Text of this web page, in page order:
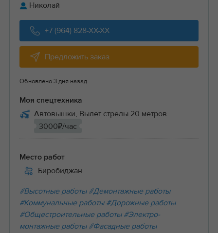
Николай
+7 (964) 828-XX-XX
Предложить заказ
Обновлено 3 дня назад
Моя спецтехника
Автовышки, Вылет стрелы 20 метров
3000₽/час
Место работ
Биробиджан
#Высотные работы #Демонтажные работы
#Коммунальные работы #Дорожные работы
#Общестроительные работы #Электро-
монтажные работы #Фасадные работы